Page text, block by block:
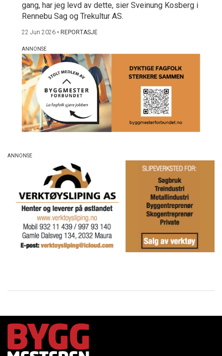
gang, har jeg levd av dette, sier Sveinung Kosberg i
Rennebu Sag og Trekultur AS.
22 Jun 2026 • REPORTASJE